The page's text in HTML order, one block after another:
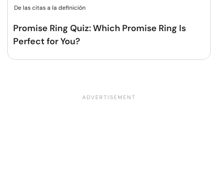
De las citas a la definición
Promise Ring Quiz: Which Promise Ring Is
Perfect for You?